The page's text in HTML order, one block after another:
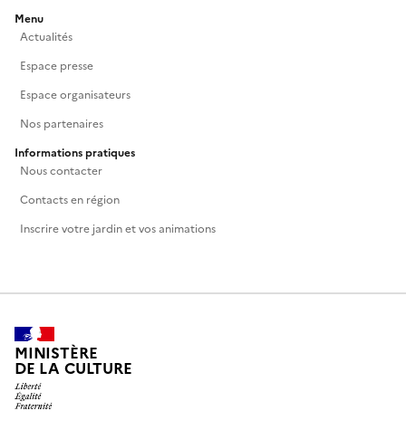
Menu
Actualités
Espace presse
Espace organisateurs
Nos partenaires
Informations pratiques
Nous contacter
Contacts en région
Inscrire votre jardin et vos animations
MINISTÈRE
DE LA CULTURE